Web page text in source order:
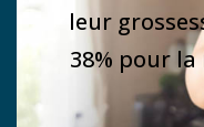
leur
38% pour